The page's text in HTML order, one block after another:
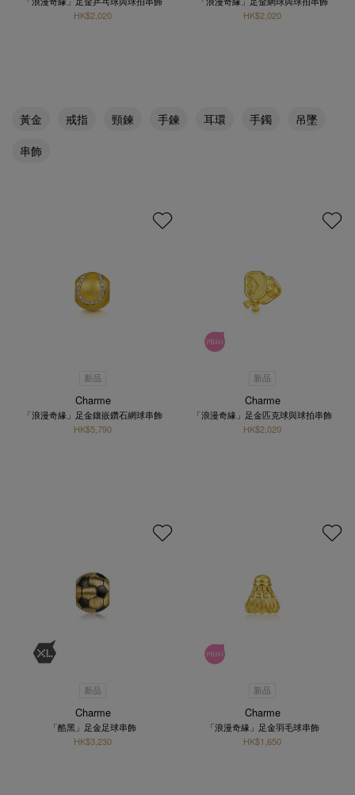
HK$2,020
HK$2,020
黃金 戒指 頸鍊 手鍊 耳環 手鐲
吊墜
串飾
新品
Charme
「浪漫奇緣」足金鑲嵌鑽石網球串飾
HK$5,790
新品
Charme
「浪漫奇緣」足金匹克球與球拍串飾
HK$2,020
新品
Charme
「酷黑」足金足球串飾
HK$3,230
新品
Charme
「浪漫奇緣」足金羽毛球串飾
HK$1,650